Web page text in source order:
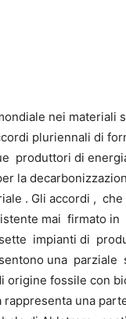
nei materiali
pluriennali di
produttori di
la
. Gli accordi ,
mai firmato in
impianti di
una parziale
origine fossile con
rappresenta una